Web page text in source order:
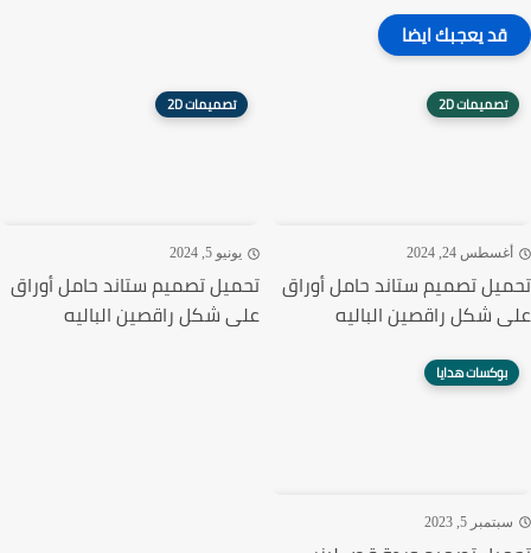
قد يعجبك ايضا
تصميمات 2D
24, 2024
تصميم ستاند حامل أوراق
شكل راقصين الباليه
تصميمات 2D
يونيو 5, 2024
تحميل تصميم ستاند حامل أوراق
على شكل راقصين الباليه
بوكسات هدايا
5, 2023